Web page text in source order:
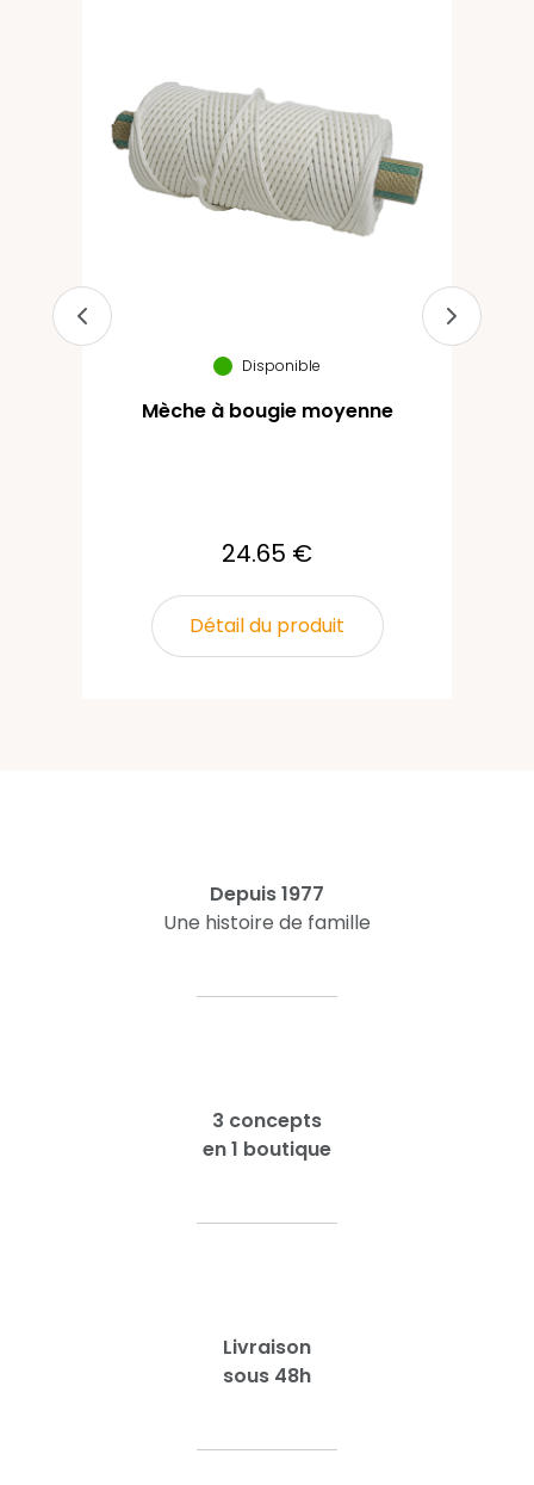
Disponible
Mèche à bougie moyenne
24.65 €
Détail du produit
Depuis 1977
Une histoire de famille
3 concepts
en 1 boutique
Livraison
sous 48h